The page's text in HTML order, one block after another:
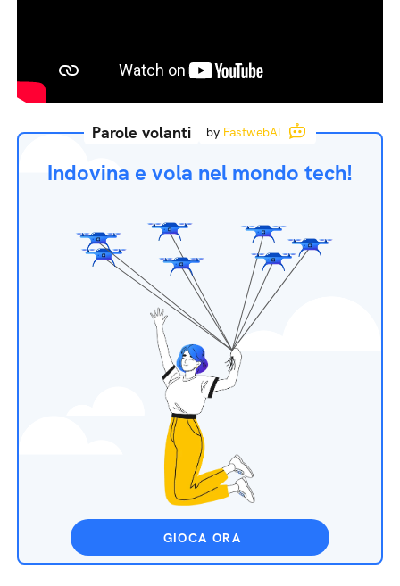
Parole volanti by FastwebAI
Indovina e vola nel mondo tech!
GIOCA ORA